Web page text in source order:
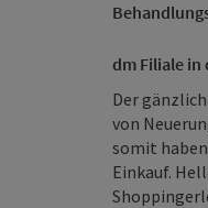
dm Filiale in
Der
von
somit
Einkauf.